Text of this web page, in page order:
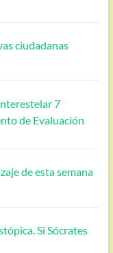
ciudadanas
7
de Evaluación
de esta semana
Si Sócrates